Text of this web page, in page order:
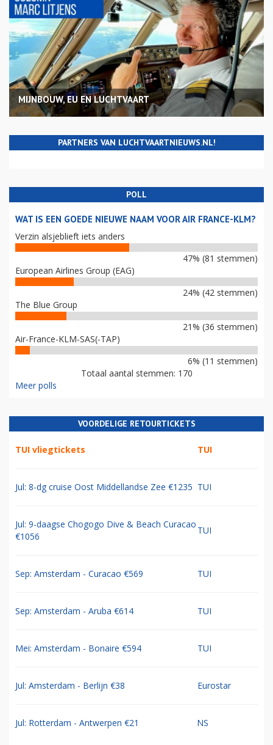
MIJNBOUW, EU EN LUCHTVAART
PARTNERS VAN LUCHTVAARTNIEUWS.NL!
POLL
WAT IS EEN GOEDE NIEUWE NAAM VOOR AIR FRANCE-KLM?
Verzin alsjeblieft iets anders
47% (81 stemmen)
European Airlines Group (EAG)
24% (42 stemmen)
The Blue Group
21% (36 stemmen)
Air-France-KLM-SAS(-TAP)
6% (11 stemmen)
Totaal aantal stemmen: 170
Meer polls
VOORDELIGE RETOURTICKETS
TUI vliegtickets TUI
Jul: 8-dg cruise Oost Middellandse Zee €1235 TUI
Jul: 9-daagse Chogogo Dive & Beach Curacao
€1056
TUI
Sep: Amsterdam - Curacao €569 TUI
Sep: Amsterdam - Aruba €614 TUI
Mei: Amsterdam - Bonaire €594 TUI
Jul: Amsterdam - Berlijn €38 Eurostar
Jul: Rotterdam - Antwerpen €21 NS